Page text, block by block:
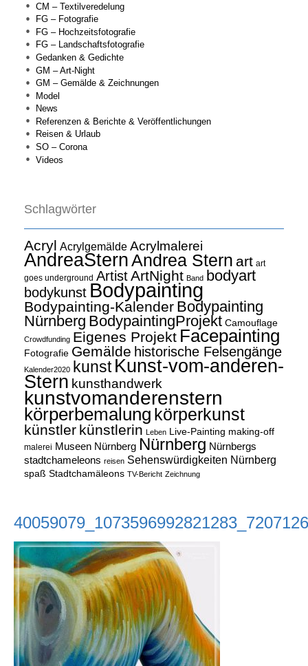
CM – Textilveredelung
FG – Fotografie
FG – Hochzeitsfotografie
FG – Landschaftsfotografie
Gedanken & Gedichte
GM – Art-Night
GM – Gemälde & Zeichnungen
Model
News
Referenzen & Berichte & Veröffentlichungen
Reisen & Urlaub
SO – Corona
Videos
Schlagwörter
Acryl Acrylgemälde Acrylmalerei
AndreaSternAndrea Stern art art
goes underground ArtistArtNight Band bodyart
bodykunst Bodypainting
Bodypainting-Kalender Bodypainting
Nürnberg BodypaintingProjekt Camouflage
Crowdfunding Eigenes Projekt Facepainting
Fotografie Gemälde historische Felsengänge
Kalender2020 kunst Kunst-vom-anderen-
Stern kunsthandwerk
kunstvomanderenstern
körperbemalung körperkunst
künstler künstlerin Leben Live-Painting making-off
malerei Museen Nürnberg Nürnberg Nürnbergs
stadtchameleons reisen Sehenswürdigkeiten Nürnberg
spaß Stadtchamäleons TV-Bericht Zeichnung